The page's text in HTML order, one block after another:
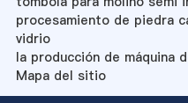
procesamiento de piedra
vidrio
la producción de máquina
Mapa del sitio